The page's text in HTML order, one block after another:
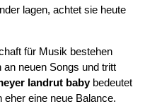
lagen, achtet sie heute
für Musik bestehen
an neuen Songs und tritt
landrut babybedeutet
eine neue Balance.